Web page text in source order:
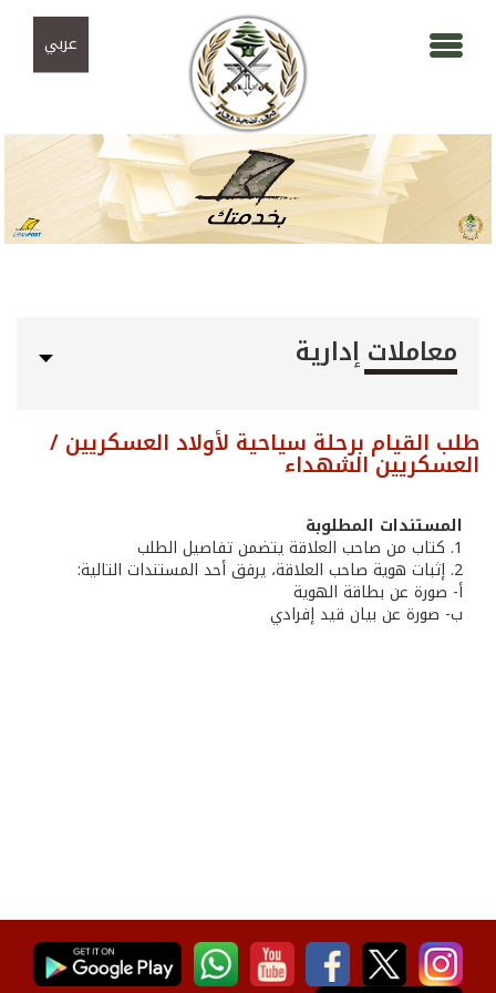
عربي
معاملات إدارية
طلب القيام برحلة سياحية لأولاد العسكريين /
العسكريين الشهداء
المستندات المطلوبة
1. كتاب من صاحب العلاقة يتضمن تفاصيل الطلب
2. إثبات هوية صاحب العلاقة، يرفق أحد المستندات التالية:
أ- صورة عن بطاقة الهوية
ب‌- صورة عن بيان قيد إفرادي